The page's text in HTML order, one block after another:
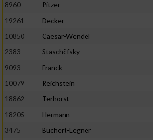
8960
Pitzer
19261
Decker
10850
Caesar-Wendel
2383
Staschöfsky
9093
Franck
10079
Reichstein
18862
Terhorst
18205
Hermann
3475
Buchert-Legner